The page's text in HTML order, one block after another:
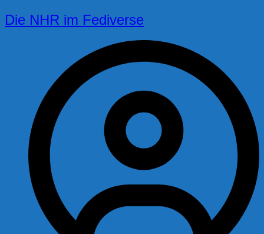
Die NHR im Fediverse